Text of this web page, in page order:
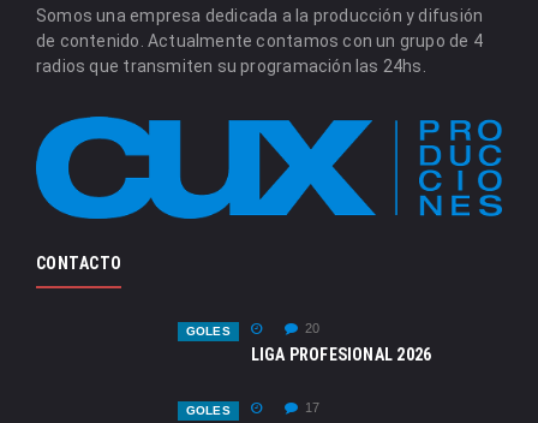
Somos una empresa dedicada a la producción y difusión
de contenido. Actualmente contamos con un grupo de 4
radios que transmiten su programación las 24hs.
CONTACTO
GOLES 20
LIGA PROFESIONAL 2026
GOLES 17